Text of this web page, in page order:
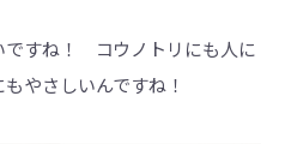
ですね！ コウノトリにも人に
やさしいんですね！